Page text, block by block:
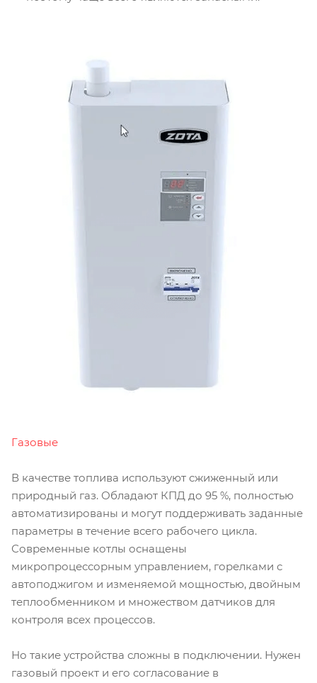
Газовые
В качестве топлива используют сжиженный или
природный газ. Обладают КПД до 95 %, полностью
автоматизированы и могут поддерживать заданные
параметры в течение всего рабочего цикла.
Современные котлы оснащены
микропроцессорным управлением, горелками с
автоподжигом и изменяемой мощностью, двойным
теплообменником и множеством датчиков для
контроля всех процессов.
Но такие устройства сложны в подключении. Нужен
газовый проект и его согласование в